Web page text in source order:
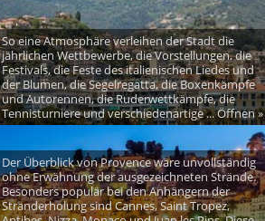
So eine Atmosphäre verleihen der Stadt die
jährlichen Wettbewerbe, die Vorstellungen, die
Festivals, die Feste des italienischen Liedes und
der Blumen, die Segelregatta, die Boxenkämpfe
und Autorennen, die Ruderwettkämpfe, die
Tennisturniere und verschiedenartige ... Öffnen »
Der Überblick von Provence wäre unvollständig
ohne Erwähnung der ausgezeichneten Strände.
Besonders populär bei den Anhängern der
Stranderholung sind Cannes, Saint Tropez,